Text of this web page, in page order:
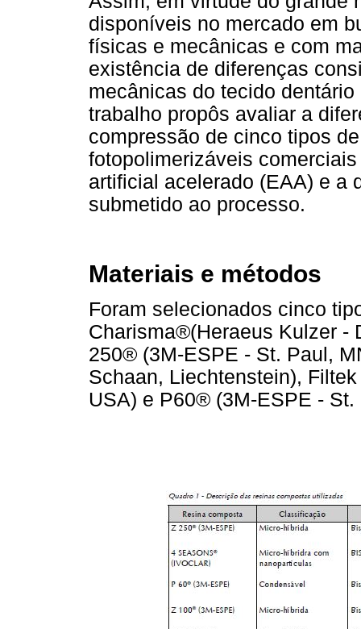
disponíveis no mercado em
físicas e mecânicas e com
existência de diferenças
mecânicas do tecido
trabalho propôs avaliar a
compressão de cinco tipos
fotopolimerizáveis
artificial acelerado (EAA) e a
submetido ao processo.
Materiais e métodos
Foram selecionados cinco
Charisma®(Heraeus Kulzer -
250® (3M-ESPE - St. Paul,
Schaan, Liechtenstein),
USA) e P60® (3M-ESPE -